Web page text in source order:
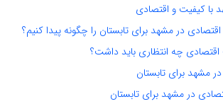
کیفیت و اقتصادی
در مشهد برای تابستان را چگونه پیدا کنیم؟
چه انتظاری باید داشت؟
مشهد برای تابستان